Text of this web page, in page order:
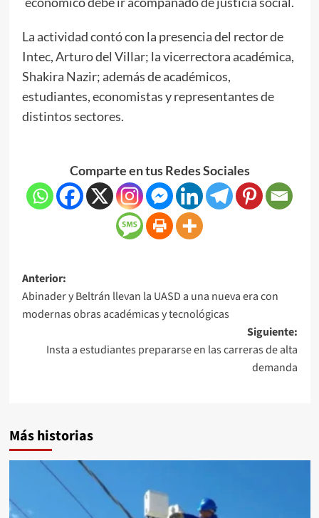
La actividad contó con la presencia del rector de
Intec, Arturo del Villar; la vicerrectora académica,
Shakira Nazir; además de académicos,
estudiantes, economistas y representantes de
distintos sectores.
Comparte en tus Redes Sociales
Anterior:
Abinader y Beltrán llevan la UASD a una nueva era con
modernas obras académicas y tecnológicas
Siguiente:
Insta a estudiantes prepararse en las carreras de alta
demanda
Más historias